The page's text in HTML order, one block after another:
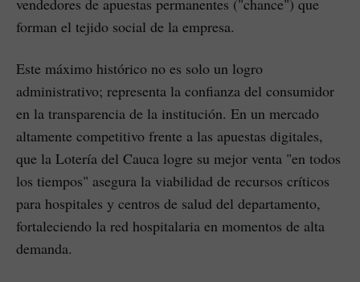
forman el tejido social de la empresa.
Este máximo histórico no es solo un logro
administrativo; representa la confianza del consumidor
en la transparencia de la institución. En un mercado
altamente competitivo frente a las apuestas digitales,
que la Lotería del Cauca logre su mejor venta "en todos
los tiempos" asegura la viabilidad de recursos críticos
para hospitales y centros de salud del departamento,
fortaleciendo la red hospitalaria en momentos de alta
demanda.